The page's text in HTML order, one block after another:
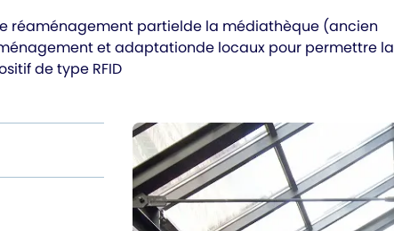
réaménagement partielde la médiathèque (ancien
et adaptationde locaux pour permettre la
de type RFID